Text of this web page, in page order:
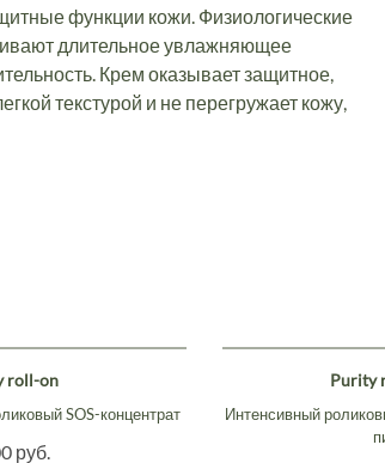
функции кожи. Физиологические
длительное увлажняющее
Крем оказывает защитное,
текстурой и не перегружает кожу,
roll-on
SOS-концентрат
руб.
Purity
Интенсивный